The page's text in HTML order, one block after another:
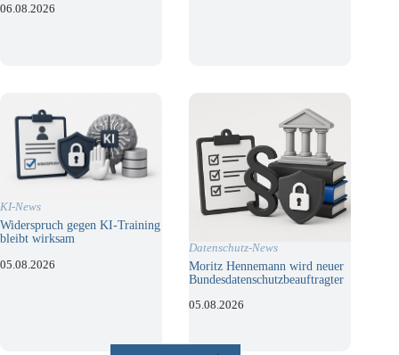
06.08.2026
KI-News
Widerspruch gegen KI-Training
bleibt wirksam
05.08.2026
Datenschutz-News
Moritz Hennemann wird neuer
Bundesdatenschutzbeauftragter
05.08.2026